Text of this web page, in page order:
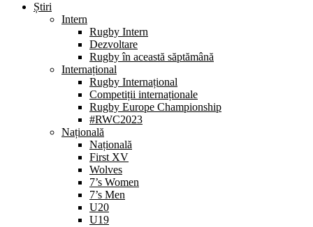
Știri
Intern
Rugby Intern
Dezvoltare
Rugby în această săptămână
Internațional
Rugby Internațional
Competiții internaționale
Rugby Europe Championship
#RWC2023
Națională
Națională
First XV
Wolves
7’s Women
7’s Men
U20
U19